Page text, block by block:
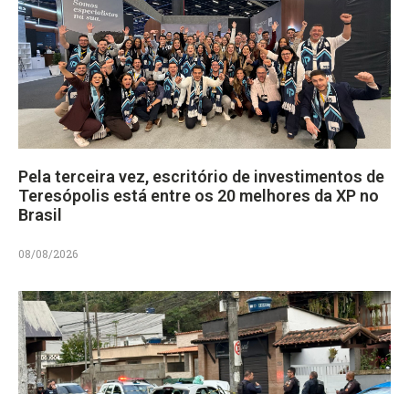
Pela terceira vez, escritório de investimentos de
Teresópolis está entre os 20 melhores da XP no
Brasil
08/08/2026